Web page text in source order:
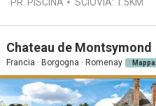
Chateau de Montsymond
Francia · Borgogna · Romenay Mappa